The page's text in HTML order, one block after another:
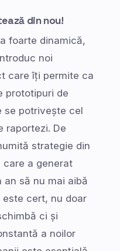
din nou!
foarte dinamică,
noi
care îți permite ca
prototipuri de
se potrivește cel
raportezi. De
strategie din
a generat
să nu mai aibă
cert, nu doar
ci și
a noilor